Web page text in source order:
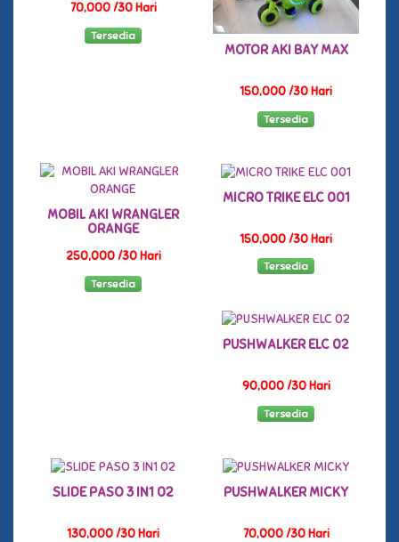
70,000 /30 Hari
Tersedia
MOTOR AKI BAY MAX
150,000 /30 Hari
Tersedia
MOBIL AKI WRANGLER
ORANGE
250,000 /30 Hari
Tersedia
MICRO TRIKE ELC 001
150,000 /30 Hari
Tersedia
PUSHWALKER ELC 02
90,000 /30 Hari
Tersedia
SLIDE PASO 3 IN1 02
130,000 /30 Hari
PUSHWALKER MICKY
70,000 /30 Hari